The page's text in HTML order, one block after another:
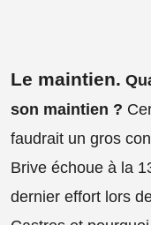
Le maintien.
son maintien ?
faudrait un gros
Brive échoue à la
dernier effort lors